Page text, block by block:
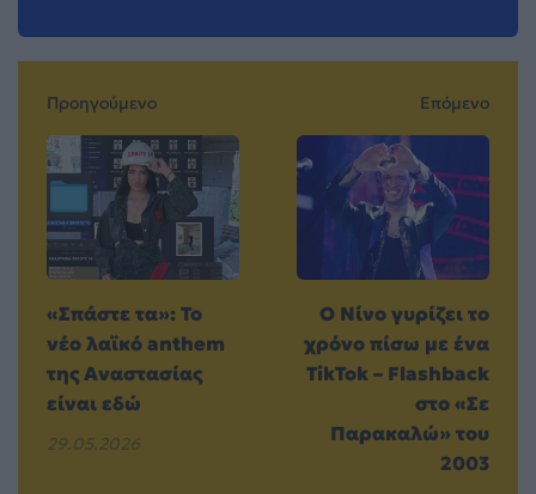
Προηγούμενο
«Σπάστε τα»: Το
νέο λαϊκό anthem
της Αναστασίας
είναι εδώ
29.05.2026
Επόμενο
Ο Νίνο γυρίζει το
χρόνο πίσω με ένα
TikTok – Flashback
στο «Σε
Παρακαλώ» του
2003